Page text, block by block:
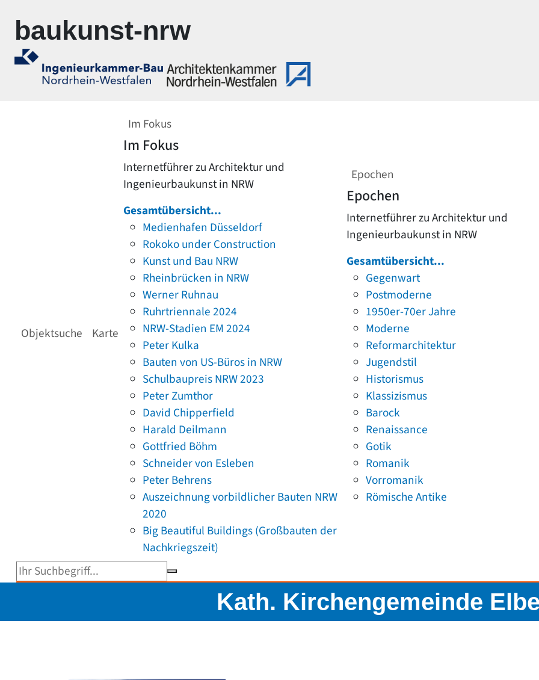
baukunst-nrw
Objektsuche Karte
Im Fokus
Im Fokus
Internetführer zu Architektur und
Ingenieurbaukunst in NRW
Gesamtübersicht...
Medienhafen Düsseldorf
Rokoko under Construction
Kunst und Bau NRW
Rheinbrücken in NRW
Werner Ruhnau
Ruhrtriennale 2024
NRW-Stadien EM 2024
Peter Kulka
Bauten von US-Büros in NRW
Schulbaupreis NRW 2023
Peter Zumthor
David Chipperfield
Harald Deilmann
Gottfried Böhm
Schneider von Esleben
Peter Behrens
Auszeichnung vorbildlicher Bauten NRW
2020
Big Beautiful Buildings (Großbauten der
Nachkriegszeit)
Epochen
Epochen
Internetführer zu Architektur und
Ingenieurbaukunst in NRW
Gesamtübersicht...
Gegenwart
Postmoderne
1950er-70er Jahre
Moderne
Reformarchitektur
Jugendstil
Historismus
Klassizismus
Barock
Renaissance
Gotik
Romanik
Vorromanik
Römische Antike
Suchbegriff eingeben
Kath. Kirchengemeinde